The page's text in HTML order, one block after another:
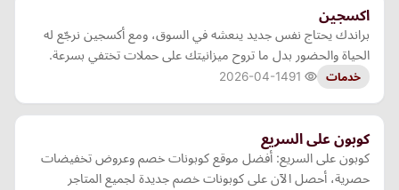
اكسجين
براندك يحتاج نفس جديد ينعشه في السوق، ومع أكسجين نرجّع له
الحياة والحضور بدل ما تروح ميزانيتك على حملات تختفي بسرعة.
خدمات 2026-04-14
كوبون على السريع
كوبون على السريع: أفضل موقع كوبونات خصم وعروض تخفيضات
حصرية، أحصل الآن على كوبونات خصم جديدة لجميع المتاجر